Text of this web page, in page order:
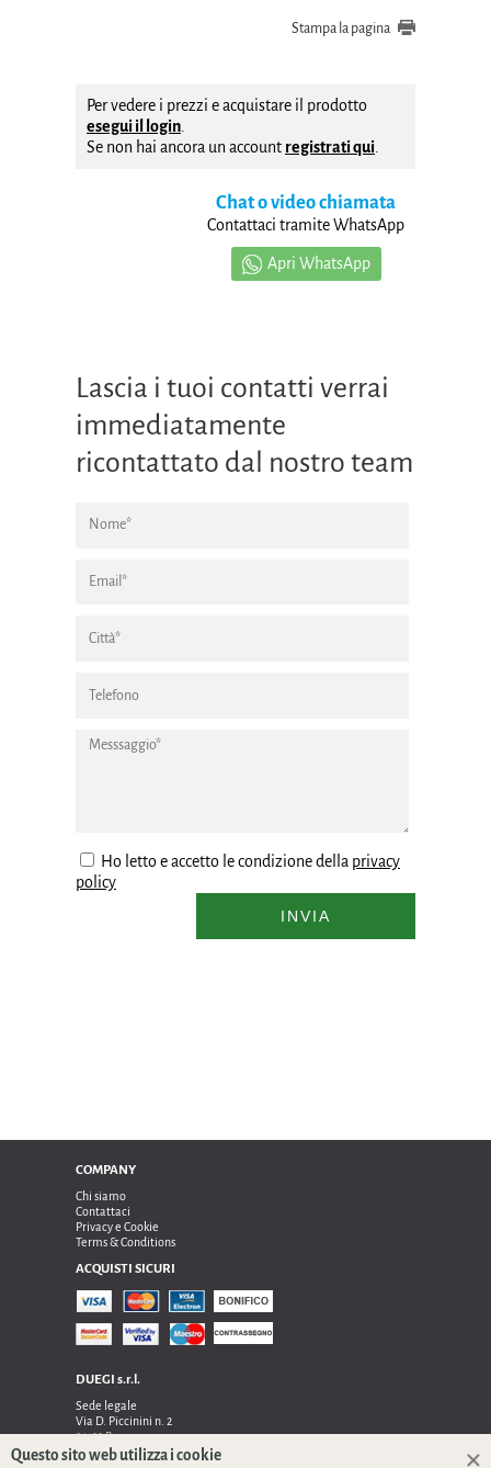
Stampa la pagina
Per vedere i prezzi e acquistare il prodotto
esegui il login
Se non hai ancora un account registrati qui
Chat o video chiamata
Contattaci tramite WhatsApp
Apri WhatsApp
Lascia i tuoi contatti verrai
immediatamente
ricontattato dal nostro team
Ho letto e accetto le condizione della privacy
policy
INVIA
COMPANY
Chi siamo
Contattaci
Privacy e Cookie
Terms & Conditions
ACQUISTI SICURI
DUEGI s.r.l.
Sede legale
Via D. Piccinini n. 2
24122 Bergamo
Sede operativa e amministrativa:
Questo sito web utilizza i cookie